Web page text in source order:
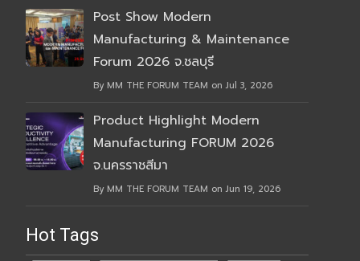
Post Show Modern
Manufacturing & Maintenance
Forum 2026 จ.ชลบุรี
By MM THE FORUM TEAM on Jul 3, 2026
Product Highlight Modern
Manufacturing FORUM 2026
จ.นครราชสีมา
By MM THE FORUM TEAM on Jun 19, 2026
Hot Tags